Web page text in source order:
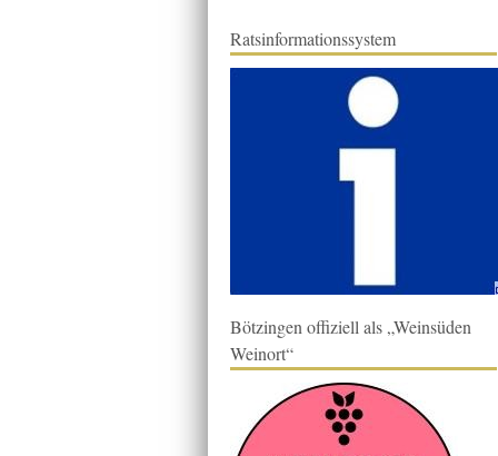
Ratsinformationssystem
Bötzingen offiziell als „Weinsüden
Weinort“